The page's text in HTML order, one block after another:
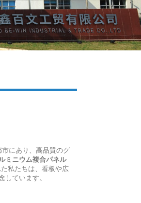
にあり、高品質のグ
ミニウム複合パネル
私たちは、看板や広
ています。